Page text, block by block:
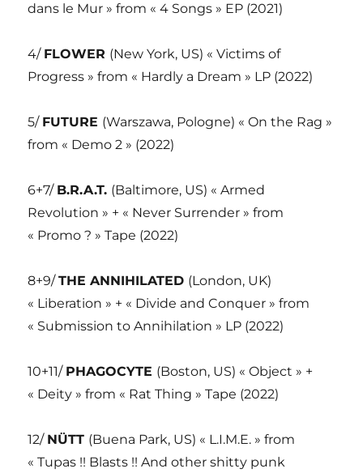
dans le Mur » from « 4 Songs » EP (2021)
4/ FLOWER (New York, US) « Victims of
Progress » from « Hardly a Dream » LP (2022)
5/ FUTURE (Warszawa, Pologne) « On the Rag »
from « Demo 2 » (2022)
6+7/ B.R.A.T. (Baltimore, US) « Armed
Revolution » + « Never Surrender » from
« Promo ? » Tape (2022)
8+9/THE ANNIHILATED (London, UK)
« Liberation » + « Divide and Conquer » from
« Submission to Annihilation » LP (2022)
10+11/ PHAGOCYTE (Boston, US) « Object » +
« Deity » from « Rat Thing » Tape (2022)
12/ NÜTT (Buena Park, US) « L.I.M.E. » from
« Tupas !! Blasts !! And other shitty punk